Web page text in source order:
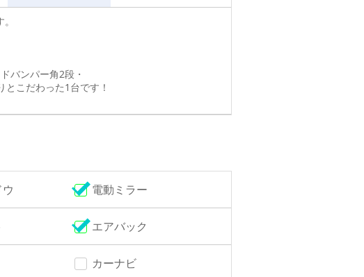
バンパー角2段・
こだわった1台です！
電動ミラー
エアバック
カーナビ